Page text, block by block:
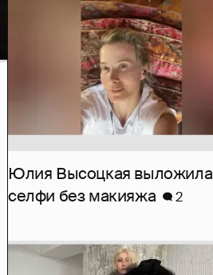
Юлия Высоцкая выложила
селфи без макияжа
2